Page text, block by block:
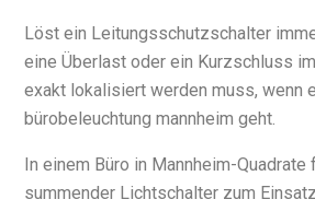
Löst ein Leitungsschutzschalter
eine Überlast oder ein Kurzschluss
exakt lokalisiert werden muss, wenn
bürobeleuchtung mannheim geht.
In einem Büro in Mannheim-Quadrate
summender Lichtschalter zum